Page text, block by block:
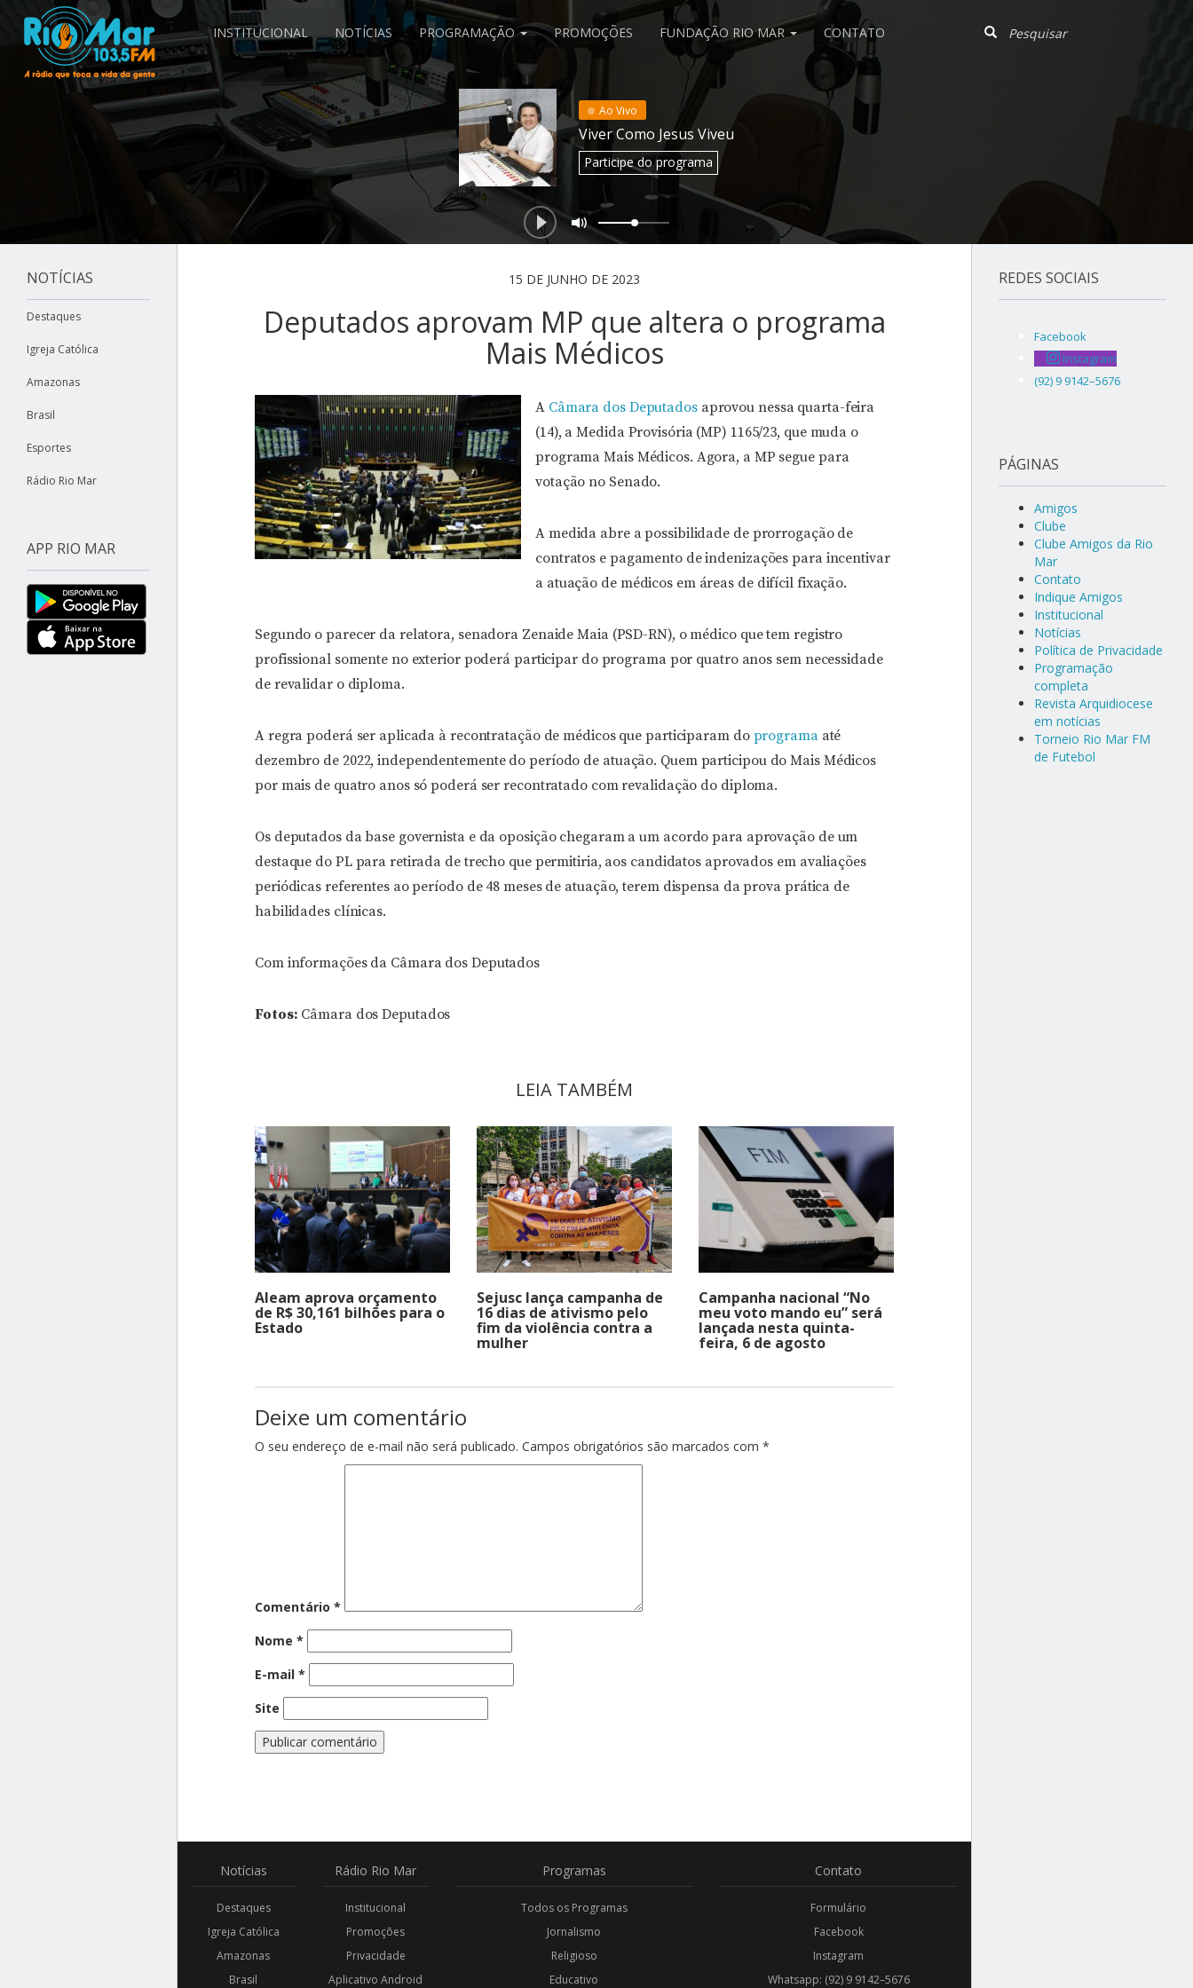
INSTITUCIONAL NOTÍCIAS PROGRAMAÇÃO PROMOÇÕES FUNDAÇÃO RIO MAR CONTATO
Ao Vivo
Viver Como Jesus Viveu
Participedo programa
NOTÍCIAS
Destaques
Igreja Católica
Amazonas
Brasil
Esportes
Rádio Rio Mar
APP RIO MAR
15 DE JUNHO DE 2023
Deputados aprovam MP que altera o programa
Mais Médicos
A Câmara dos Deputadosaprovou nessa quarta-feira
(14), a Medida Provisória (MP) 1165/23, que muda o
programa Mais Médicos. Agora, a MP segue para
votação no Senado.
A medida abre a possibilidade de prorrogação de
contratos e pagamento de indenizações para incentivar
a atuação de médicos em áreas de difícil fixação.
Segundo o parecer da relatora, senadora Zenaide Maia (PSD-RN), o médico que tem registro
profissional somente no exterior poderá participar do programa por quatro anos sem necessidade
de revalidar o diploma.
A regra poderá ser aplicada à recontratação de médicos que participaram do programaaté
dezembro de 2022, independentemente do período de atuação. Quem participou do Mais Médicos
por mais de quatro anos só poderá ser recontratado com revalidação do diploma.
Os deputados da base governista e da oposição chegaram a um acordo para aprovação de um
destaque do PL para retirada de trecho que permitiria, aos candidatos aprovados em avaliações
periódicas referentes ao período de 48 meses de atuação, terem dispensa da prova prática de
habilidades clínicas.
Com informações da Câmara dos Deputados
Fotos: Câmara dos Deputados
LEIA TAMBÉM
Aleam aprova orçamento
de R$ 30,161 bilhões para o
Estado
Sejusc lança campanha de
16 dias de ativismo pelo
fim da violência contra a
mulher
Campanha nacional “No
meu voto mando eu” será
lançada nesta quinta-
feira, 6 de agosto
Deixe um comentário
O seu endereço de e-mail não será publicado. Campos obrigatórios são marcados com *
Comentário *
Nome *
E-mail *
Site
Notícias
Destaques
Igreja Católica
Amazonas
Brasil
Rádio Rio Mar
Institucional
Promoções
Privacidade
Aplicativo Android
Programas
Todos os Programas
Jornalismo
Religioso
Educativo
Contato
Formulário
Facebook
Instagram
Whatsapp: (92) 9 9142–5676
REDES SOCIAIS
Facebook
Instagram
(92) 9 9142–5676
PÁGINAS
Amigos
Clube
Clube Amigos da Rio
Mar
Contato
Indique Amigos
Institucional
Notícias
Política de Privacidade
Programação
completa
Revista Arquidiocese
em notícias
Torneio Rio Mar FM
de Futebol